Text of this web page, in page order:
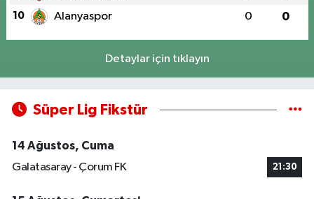
10 Alanyaspor 0 0
Detaylar için tıklayın
Süper Lig Fikstür
14 Ağustos, Cuma
Galatasaray - Çorum FK
21:30